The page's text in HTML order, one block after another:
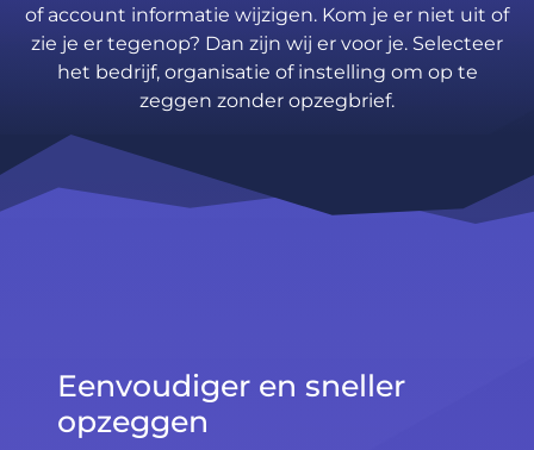
of account informatie wijzigen. Kom je er niet uit of
zie je er tegenop? Dan zijn wij er voor je. Selecteer
het bedrijf, organisatie of instelling om op te
zeggen zonder opzegbrief.
Eenvoudiger en sneller
opzeggen